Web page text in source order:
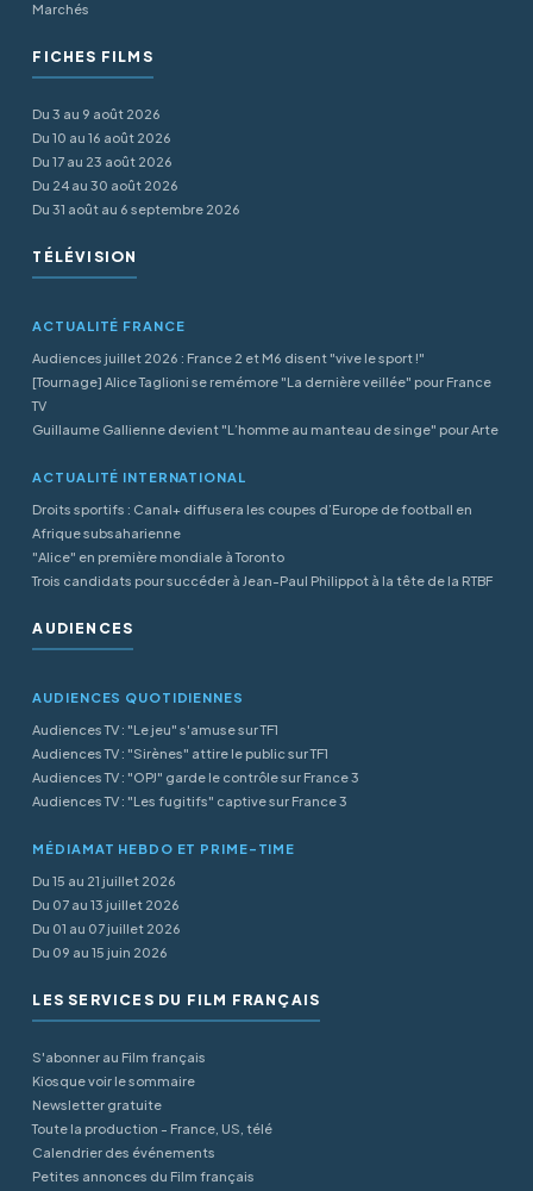
Marchés
FICHES FILMS
Du 3 au 9 août 2026
Du 10 au 16 août 2026
Du 17 au 23 août 2026
Du 24 au 30 août 2026
Du 31 août au 6 septembre 2026
TÉLÉVISION
ACTUALITÉ FRANCE
Audiences juillet 2026 : France 2 et M6 disent "vive le sport !"
[Tournage] Alice Taglioni se remémore "La dernière veillée" pour France
TV
Guillaume Gallienne devient "L’homme au manteau de singe" pour Arte
ACTUALITÉ INTERNATIONAL
Droits sportifs : Canal+ diffusera les coupes d’Europe de football en
Afrique subsaharienne
"Alice" en première mondiale à Toronto
Trois candidats pour succéder à Jean-Paul Philippot à la tête de la RTBF
AUDIENCES
AUDIENCES QUOTIDIENNES
Audiences TV : "Le jeu" s'amuse sur TF1
Audiences TV : "Sirènes" attire le public sur TF1
Audiences TV : "OPJ" garde le contrôle sur France 3
Audiences TV : "Les fugitifs" captive sur France 3
MÉDIAMAT HEBDO ET PRIME-TIME
Du 15 au 21 juillet 2026
Du 07 au 13 juillet 2026
Du 01 au 07 juillet 2026
Du 09 au 15 juin 2026
LES SERVICES DU FILM FRANÇAIS
S'abonner au Film français
Kiosque voir le sommaire
Newsletter gratuite
Toute la production - France, US, télé
Calendrier des événements
Petites annonces du Film français